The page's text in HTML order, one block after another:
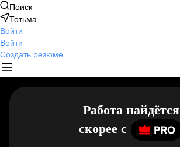
Поиск
Тотьма
Войти
Войти
Создать резюме
Работа найдётся
скорее c